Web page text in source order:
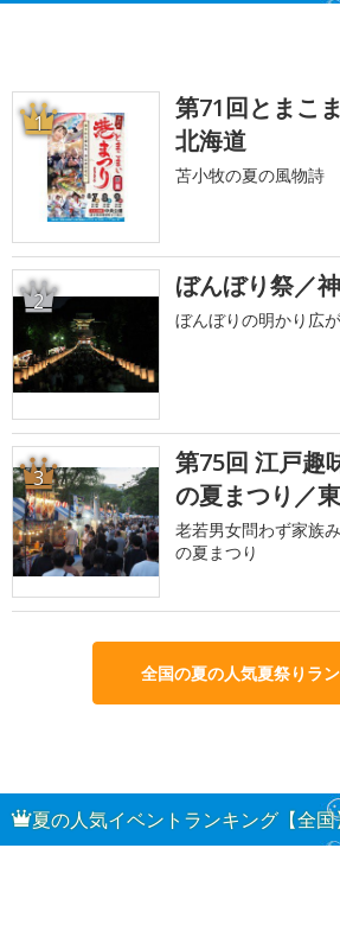
1
第71回とまこ
北海道
苫小牧の夏の風物詩
2 ぼんぼり祭／
ぼんぼりの明かり広
3
第75回 江戸趣
の夏まつり／
老若男女問わず家族
の夏まつり
全国の夏の人気夏祭りラ
夏の人気イベントランキング【全国